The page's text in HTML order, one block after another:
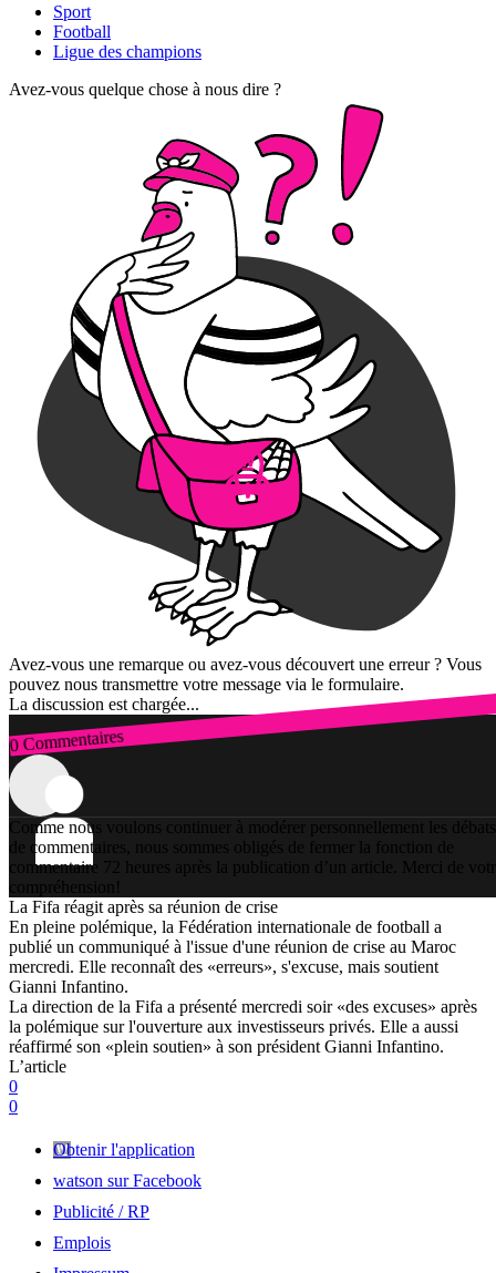
Sport
Football
Ligue des champions
Avez-vous quelque chose à nous dire ?
Avez-vous une remarque ou avez-vous découvert une erreur ? Vous
pouvez nous transmettre votre message via le formulaire.
La discussion est chargée...
0 Commentaires
Connexion
Comme nous voulons continuer à modérer personnellement les débats
de commentaires, nous sommes obligés de fermer la fonction de
commentaire 72 heures après la publication d’un article. Merci de
compréhension!
La Fifa réagit après sa réunion de crise
En pleine polémique, la Fédération internationale de football a
publié un communiqué à l'issue d'une réunion de crise au Maroc
mercredi. Elle reconnaît des «erreurs», s'excuse, mais soutient
Gianni Infantino.
La direction de la Fifa a présenté mercredi soir «des excuses» après
la polémique sur l'ouverture aux investisseurs privés. Elle a aussi
réaffirmé son «plein soutien» à son président Gianni Infantino.
L’article
0
0
Obtenir l'application
watson sur Facebook
Publicité / RP
Emplois